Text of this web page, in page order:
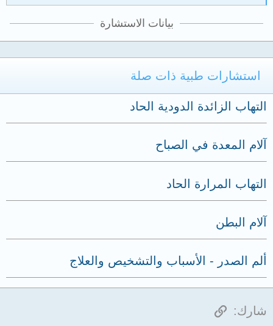
بيانات الاستشارة
استشارات طبية ذات صلة
التهاب الزائدة الدودية الحاد
آلام المعدة في الصباح
التهاب المرارة الحاد
آلام البطن
ألم الصدر - الأسباب والتشخيص والعلاج
شارك: الرابط